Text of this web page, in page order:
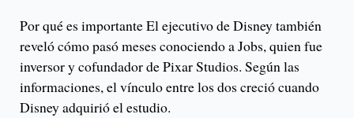
Por qué es importante El ejecutivo de Disney también
reveló cómo pasó meses conociendo a Jobs, quien fue
inversor y cofundador de Pixar Studios. Según las
informaciones, el vínculo entre los dos creció cuando
Disney adquirió el estudio.